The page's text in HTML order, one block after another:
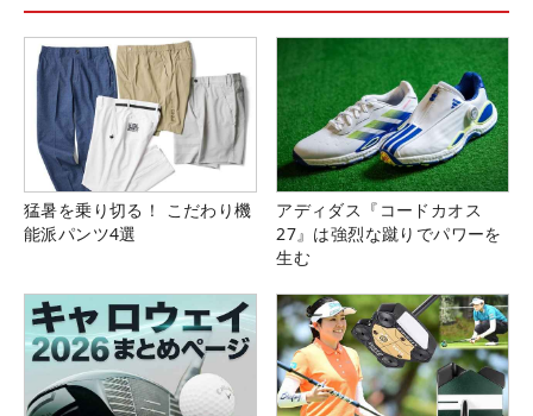
猛暑を乗り切る！ こだわり機
能派パンツ4選
アディダス『コードカオス
27』は強烈な蹴りでパワーを
生む